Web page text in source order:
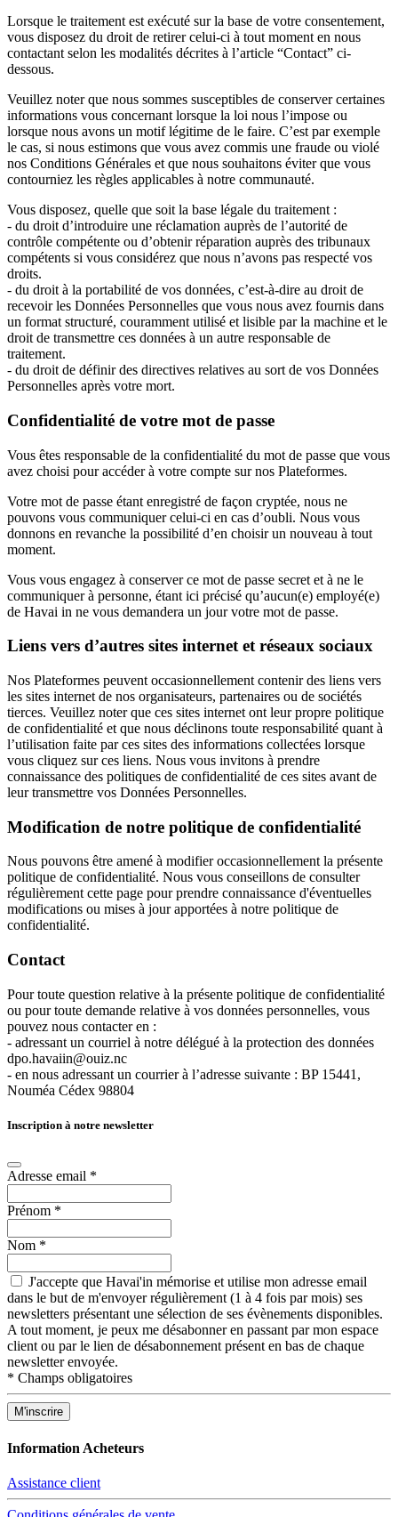
Lorsque le traitement est exécuté sur la base de votre consentement,
vous disposez du droit de retirer celui-ci à tout moment en nous
contactant selon les modalités décrites à l’article “Contact” ci-
dessous.
Veuillez noter que nous sommes susceptibles de conserver certaines
informations vous concernant lorsque la loi nous l’impose ou
lorsque nous avons un motif légitime de le faire. C’est par exemple
le cas, si nous estimons que vous avez commis une fraude ou violé
nos Conditions Générales et que nous souhaitons éviter que vous
contourniez les règles applicables à notre communauté.
Vous disposez, quelle que soit la base légale du traitement :
- du droit d’introduire une réclamation auprès de l’autorité de
contrôle compétente ou d’obtenir réparation auprès des tribunaux
compétents si vous considérez que nous n’avons pas respecté vos
droits.
- du droit à la portabilité de vos données, c’est-à-dire au droit de
recevoir les Données Personnelles que vous nous avez fournis dans
un format structuré, couramment utilisé et lisible par la machine et le
droit de transmettre ces données à un autre responsable de
traitement.
- du droit de définir des directives relatives au sort de vos Données
Personnelles après votre mort.
Confidentialité de votre mot de passe
Vous êtes responsable de la confidentialité du mot de passe que vous
avez choisi pour accéder à votre compte sur nos Plateformes.
Votre mot de passe étant enregistré de façon cryptée, nous ne
pouvons vous communiquer celui-ci en cas d’oubli. Nous vous
donnons en revanche la possibilité d’en choisir un nouveau à tout
moment.
Vous vous engagez à conserver ce mot de passe secret et à ne le
communiquer à personne, étant ici précisé qu’aucun(e) employé(e)
de Havai in ne vous demandera un jour votre mot de passe.
Liens vers d’autres sites internet et réseaux sociaux
Nos Plateformes peuvent occasionnellement contenir des liens vers
les sites internet de nos organisateurs, partenaires ou de sociétés
tierces. Veuillez noter que ces sites internet ont leur propre politique
de confidentialité et que nous déclinons toute responsabilité quant à
l’utilisation faite par ces sites des informations collectées lorsque
vous cliquez sur ces liens. Nous vous invitons à prendre
connaissance des politiques de confidentialité de ces sites avant de
leur transmettre vos Données Personnelles.
Modification de notre politique de confidentialité
Nous pouvons être amené à modifier occasionnellement la présente
politique de confidentialité. Nous vous conseillons de consulter
régulièrement cette page pour prendre connaissance d'éventuelles
modifications ou mises à jour apportées à notre politique de
confidentialité.
Contact
Pour toute question relative à la présente politique de confidentialité
ou pour toute demande relative à vos données personnelles, vous
pouvez nous contacter en :
- adressant un courriel à notre délégué à la protection des données
dpo.havaiin@ouiz.nc
- en nous adressant un courrier à l’adresse suivante : BP 15441,
Nouméa Cédex 98804
Inscription à notre newsletter
Adresse email *
Prénom *
Nom *
J'accepte que Havai'in mémorise et utilise mon adresse email
dans le but de m'envoyer régulièrement (1 à 4 fois par mois) ses
newsletters présentant une sélection de ses évènements disponibles.
A tout moment, je peux me désabonner en passant par mon espace
client ou par le lien de désabonnement présent en bas de chaque
newsletter envoyée.
* Champs obligatoires
Information Acheteurs
Assistance client